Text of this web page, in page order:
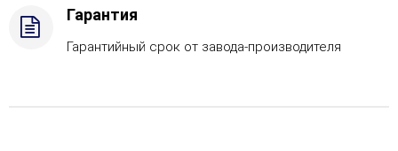
Гарантия
Гарантийный срок от завода-производителя